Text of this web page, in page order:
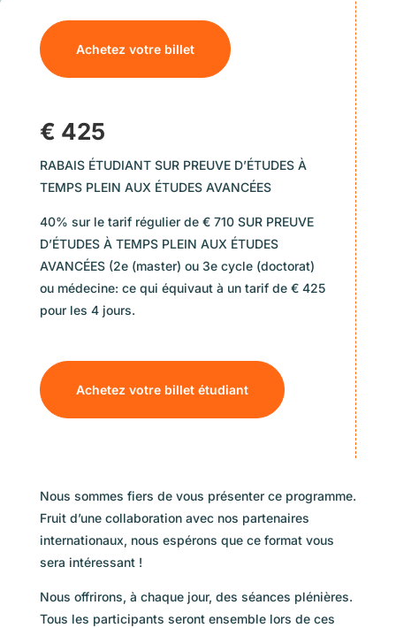
Achetez votre billet
€ 425
RABAIS ÉTUDIANT SUR PREUVE D’ÉTUDES À
TEMPS PLEIN AUX ÉTUDES AVANCÉES
40% sur le tarif régulier de € 710 SUR PREUVE
D’ÉTUDES À TEMPS PLEIN AUX ÉTUDES
AVANCÉES (2e (master) ou 3e cycle (doctorat)
ou médecine: ce qui équivaut à un tarif de € 425
pour les 4 jours.
Achetez votre billet étudiant
Nous sommes fiers de vous présenter ce programme.
Fruit d’une collaboration avec nos partenaires
internationaux, nous espérons que ce format vous
sera intéressant !
Nous offrirons, à chaque jour, des séances plénières.
Tous les participants seront ensemble lors de ces